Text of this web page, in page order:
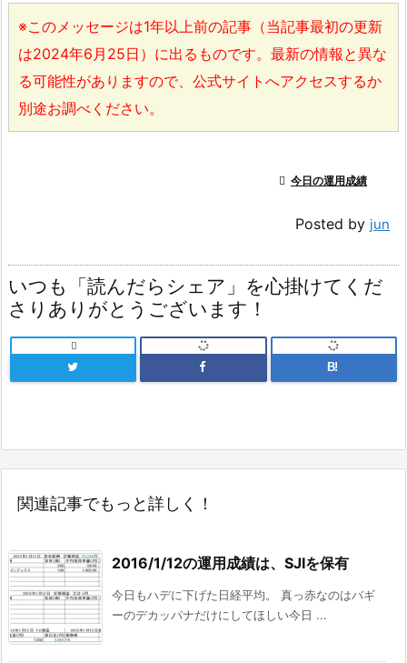
※このメッセージは1年以上前の記事（当記事最初の更新
は2024年6月25日）に出るものです。最新の情報と異な
る可能性がありますので、公式サイトへアクセスするか
別途お調べください。
 今日の運用成績
Posted by jun
いつも「読んだらシェア」を心掛けてくだ
さりありがとうございます！

B!
関連記事でもっと詳しく！
2016/1/12の運用成績は、SJIを保有
今日もハデに下げた日経平均。 真っ赤なのはバギ
ーのデカッパナだけにしてほしい今日 ...